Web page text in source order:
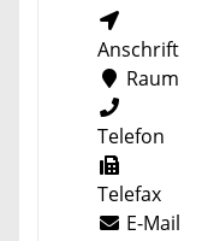
Anschrift
Raum
Telefon
Telefax
E-Mail